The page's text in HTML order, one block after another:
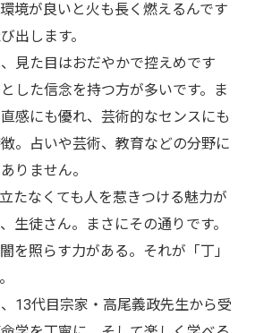
境が良いと火も長く燃えるんです
出します。
見た目はおだやかで控えめです
した信念を持つ方が多いです。ま
感にも優れ、芸術的なセンスにも
。占いや芸術、教育などの分野に
りません。
たなくても人を惹きつける魅力が
生徒さん。まさにその通りです。
を照らす力がある。それが「丁」
13代目宗家・高尾義政先生から受